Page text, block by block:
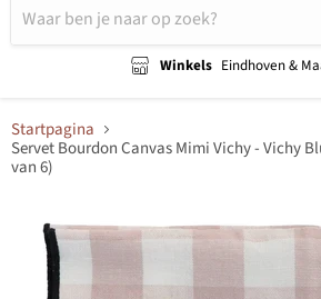
Winkels Eindhoven &
Startpagina
Servet Bourdon Canvas Mimi Vichy - Vichy
van 6)